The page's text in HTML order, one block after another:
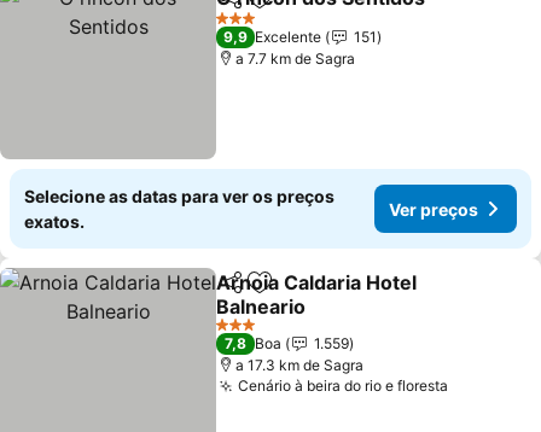
PartilharAdicionar aos favoritos
3 Estrelas
9,9 Excelente
151
a 7.7 km de Sagra
Selecione as datas para ver os preços
exatos.
Ver preços
PartilharAdicionar aos favoritos
Arnoia Caldaria Hotel
Balneario
3 Estrelas
7,8 Boa
1.559
a 17.3 km de Sagra
Cenário à beira do rio e floresta